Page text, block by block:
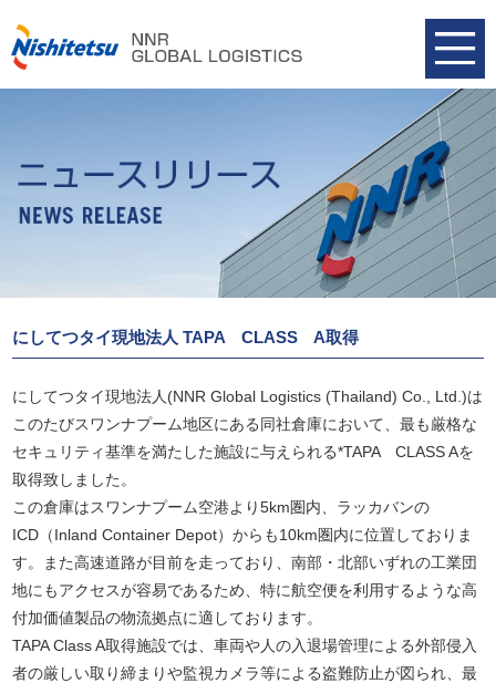
にしてつタイ現地法人 TAPA CLASS A取得
にしてつタイ現地法人(NNR Global Logistics (Thailand) Co., Ltd.)は
このたびスワンナプーム地区にある同社倉庫において、最も厳格な
セキュリティ基準を満たした施設に与えられる*TAPA CLASS Aを
取得致しました。
この倉庫はスワンナプーム空港より5km圏内、ラッカバンの
ICD（Inland Container Depot）からも10km圏内に位置しておりま
す。また高速道路が目前を走っており、南部・北部いずれの工業団
地にもアクセスが容易であるため、特に航空便を利用するような高
付加価値製品の物流拠点に適しております。
TAPA Class A取得施設では、車両や人の入退場管理による外部侵入
者の厳しい取り締まりや監視カメラ等による盗難防止が図られ、最